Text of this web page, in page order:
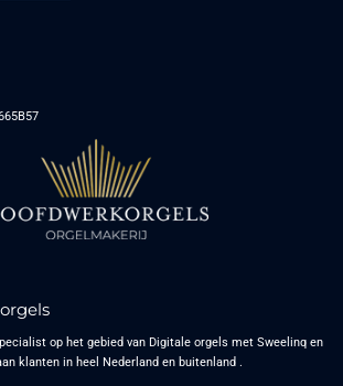
op het gebied van Digitale orgels met Sweelinq en
klanten in heel Nederland en buitenland .